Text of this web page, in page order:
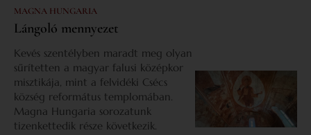
MAGNA HUNGARIA
Lángoló mennyezet
Kevés szentélyben maradt meg olyan
sűrítetten a magyar falusi középkor
misztikája, mint a felvidéki Csécs
község református templomában.
Magna Hungaria sorozatunk
tizenkettedik része következik.